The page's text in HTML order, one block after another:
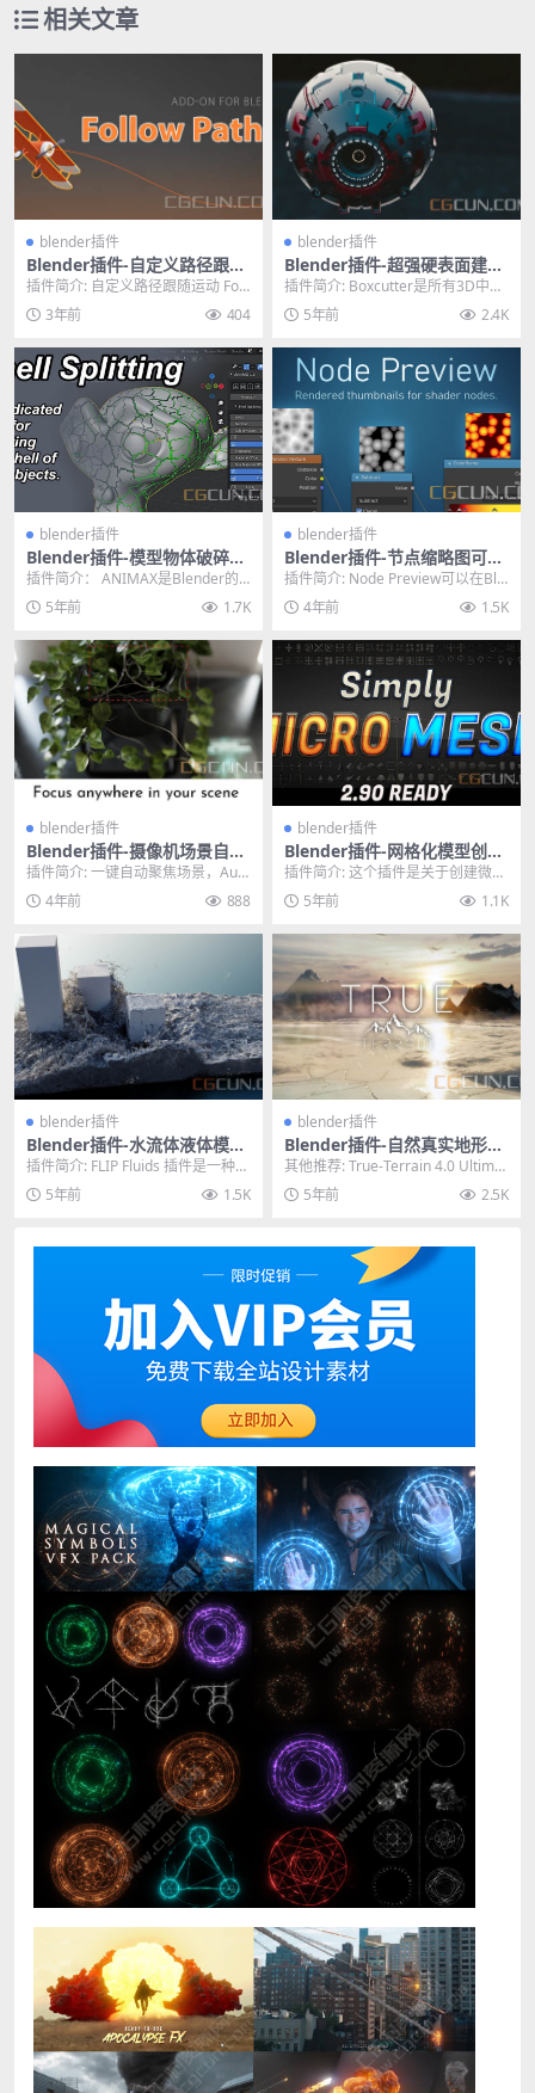
相关文章
blender插件
Blender插件-自定义路径跟随
运动 Follow Path v1.0.6
插件简介: 自定义路径跟随运动 Foll
ow Path v1.0.6,该插件简化...
3年前 404
blender插件
Blender插件-超强硬表面建模
布尔神器插件 BoxCutter 7.1
9.6.4+HardOps 00987
插件简介: Boxcutter是所有3D中第
一个基于这种图形的布尔产品，目
前在B...
5年前 2.4K
blender插件
Blender插件-模型物体破碎组
合特效插件 ANIMAX For Ble
nder
插件简介： ANIMAX是Blender的
程序动画系统，可简化多个对象的
动画制作...
5年前 1.7K
blender插件
Blender插件-节点缩略图可视
化效果预览插件 Node Previe
w V1.7
插件简介: Node Preview可以在Ble
nder中渲染出每个节点的效果，...
4年前 1.5K
blender插件
Blender插件-摄像机场景自动
对焦插件 Autofocus Pro V0.
03
插件简介: 一键自动聚焦场景，Auto
focus Pro（以前称为光圈）让您可
以...4年前 888
blender插件
Blender插件-网格化模型创建
生成工具 Simply Micro Mes
h V2.93
插件简介: 这个插件是关于创建微网
格的。这些可以很容易地选择和定
制。 该插件可帮...
5年前 1.1K
blender插件
Blender插件-水流体液体模拟
工具 FLIP Fluids v1.2.0 For
Blender 2.79+
插件简介: FLIP Fluids 插件是一种帮
助您设置、运行和渲染液体模拟效
果...5年前 1.5K
blender插件
Blender插件-自然真实地形插
件 True Terrain Ultimate v
4.0.3含材质预设包
其他推荐: True-Terrain 4.0 Ultimat
e 捆绑包，包含 3...
5年前 2.5K